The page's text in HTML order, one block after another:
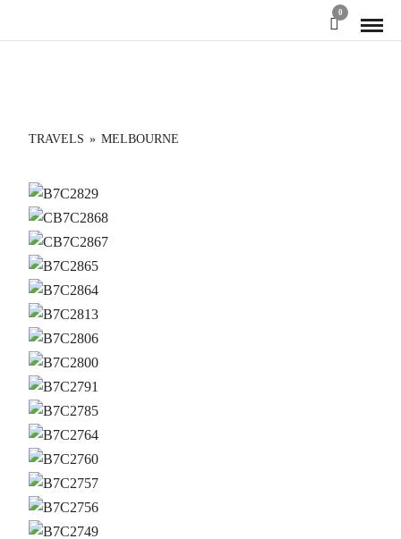
0
TRAVELS » MELBOURNE